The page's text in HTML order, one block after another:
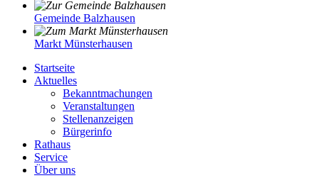
Gemeinde Balzhausen
Markt Münsterhausen
Startseite
Aktuelles
Bekanntmachungen
Veranstaltungen
Stellenanzeigen
Bürgerinfo
Rathaus
Service
Über uns